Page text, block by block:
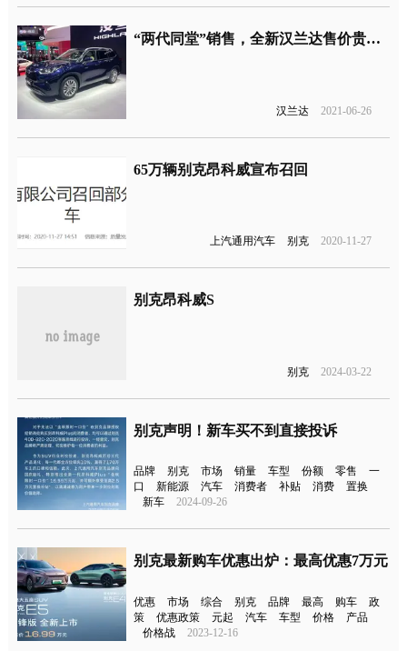
“两代同堂”销售，全新汉兰达售价贵了3万元
汉兰达 2021-06-26
65万辆别克昂科威宣布召回
上汽通用汽车 别克 2020-11-27
别克昂科威S
别克 2024-03-22
别克声明！新车买不到直接投诉
品牌 别克 市场 销量 车型 份额 零售
一
口
新能源 汽车 消费者 补贴 消费
置换
新车
2024-09-26
别克最新购车优惠出炉：最高优惠7万元
优惠 市场 综合 别克 品牌 最高 购车
政
策
优惠政策 元起 汽车 车型 价格
产品
价格战
2023-12-16